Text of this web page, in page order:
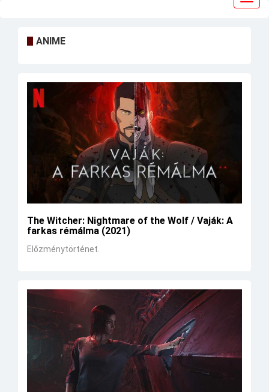
ANIME
The Witcher: Nightmare of the Wolf / Vaják: A
farkas rémálma (2021)
Előzménytörténet.